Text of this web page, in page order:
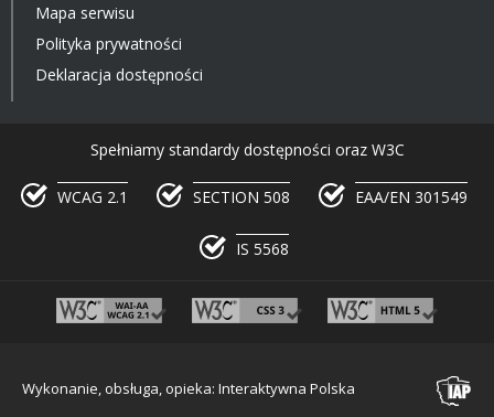
Mapa serwisu
Polityka prywatności
Deklaracja dostępności
Spełniamy standardy dostępności oraz W3C
WCAG 2.1 SECTION 508 EAA/EN 301549
IS 5568
Wykonanie, obsługa, opieka: Interaktywna Polska